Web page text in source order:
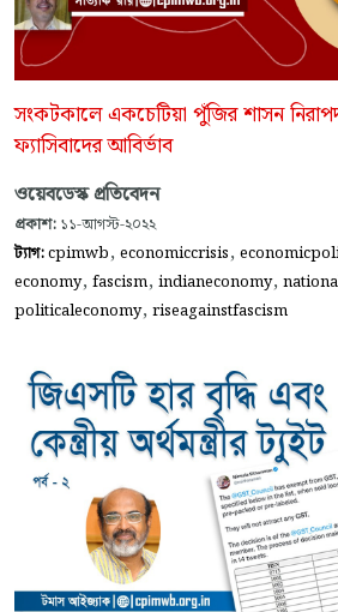
সংকটকালে একচেটিয়া পুঁজির শাসন
ফ্যাসিবাদের আবির্ভাব
ওয়েবডেস্ক প্রতিবেদন
প্রকাশ: ১১-আগস্ট-২০২২
ট্যাগ:cpimwb, economiccrisis,
economy, fascism, indianeconomy,
politicaleconomy, riseagainstfascism